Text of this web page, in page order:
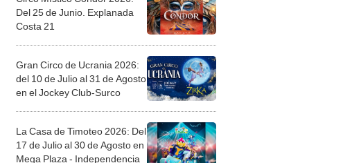
Del 25 de Junio. Explanada
Costa 21
Gran Circo de Ucrania 2026:
del 10 de Julio al 31 de Agosto
en el Jockey Club-Surco
La Casa de Timoteo 2026: Del
17 de Julio al 30 de Agosto en
Mega Plaza - Independencia